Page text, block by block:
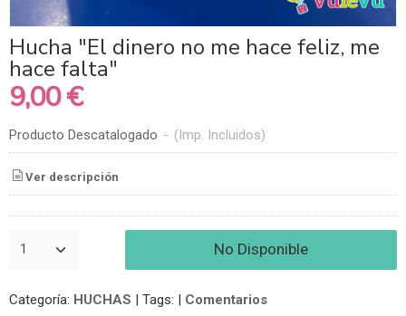
Hucha "El dinero no me hace feliz, me
hace falta"
9,00 €
Producto Descatalogado - (Imp. Incluidos)
Ver descripción
No Disponible
Categoría: HUCHAS | Tags: | Comentarios